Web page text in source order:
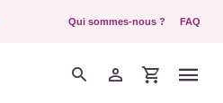
Qui sommes-nous ? FAQ